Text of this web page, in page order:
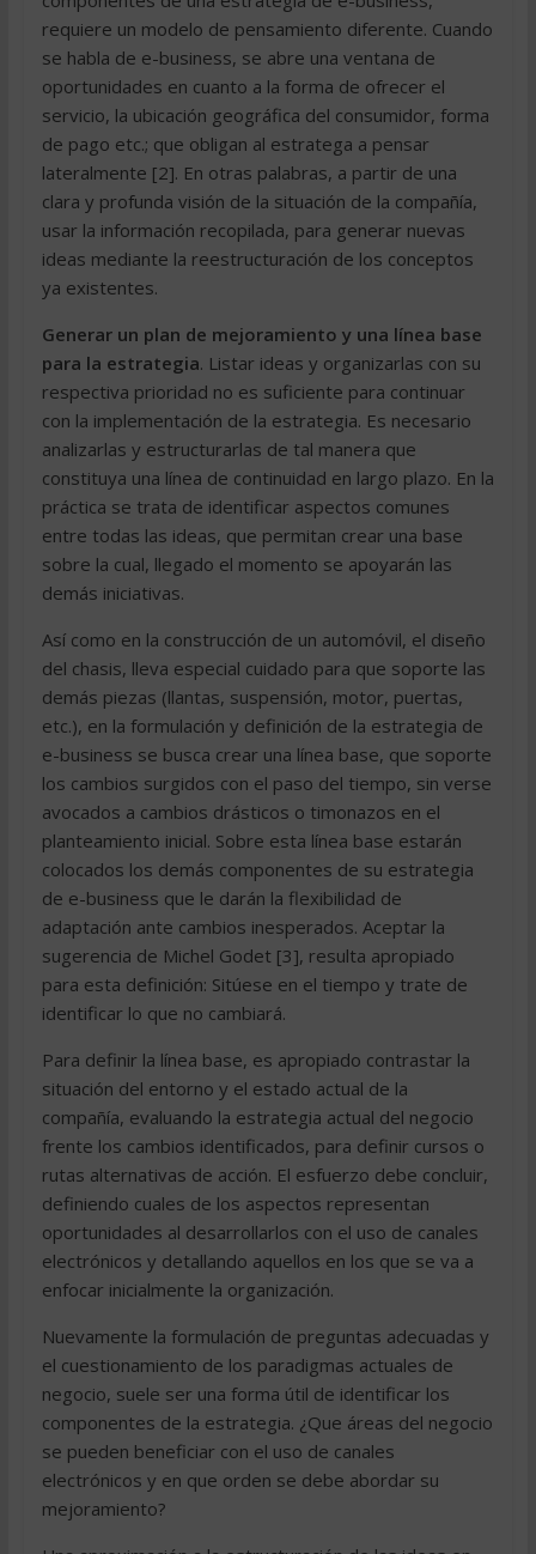
requiere un modelo de pensamiento diferente. Cuando
se habla de e-business, se abre una ventana de
oportunidades en cuanto a la forma de ofrecer el
servicio, la ubicación geográfica del consumidor, forma
de pago etc.; que obligan al estratega a pensar
lateralmente [2]. En otras palabras, a partir de una
clara y profunda visión de la situación de la compañía,
usar la información recopilada, para generar nuevas
ideas mediante la reestructuración de los conceptos
ya existentes.
Generar un plan de mejoramiento y una línea base
para la estrategia. Listar ideas y organizarlas con su
respectiva prioridad no es suficiente para continuar
con la implementación de la estrategia. Es necesario
analizarlas y estructurarlas de tal manera que
constituya una línea de continuidad en largo plazo. En la
práctica se trata de identificar aspectos comunes
entre todas las ideas, que permitan crear una base
sobre la cual, llegado el momento se apoyarán las
demás iniciativas.
Así como en la construcción de un automóvil, el diseño
del chasis, lleva especial cuidado para que soporte las
demás piezas (llantas, suspensión, motor, puertas,
etc.), en la formulación y definición de la estrategia de
e-business se busca crear una línea base, que soporte
los cambios surgidos con el paso del tiempo, sin verse
avocados a cambios drásticos o timonazos en el
planteamiento inicial. Sobre esta línea base estarán
colocados los demás componentes de su estrategia
de e-business que le darán la flexibilidad de
adaptación ante cambios inesperados. Aceptar la
sugerencia de Michel Godet [3], resulta apropiado
para esta definición: Sitúese en el tiempo y trate de
identificar lo que no cambiará.
Para definir la línea base, es apropiado contrastar la
situación del entorno y el estado actual de la
compañía, evaluando la estrategia actual del negocio
frente los cambios identificados, para definir cursos o
rutas alternativas de acción. El esfuerzo debe concluir,
definiendo cuales de los aspectos representan
oportunidades al desarrollarlos con el uso de canales
electrónicos y detallando aquellos en los que se va a
enfocar inicialmente la organización.
Nuevamente la formulación de preguntas adecuadas y
el cuestionamiento de los paradigmas actuales de
negocio, suele ser una forma útil de identificar los
componentes de la estrategia. ¿Que áreas del negocio
se pueden beneficiar con el uso de canales
electrónicos y en que orden se debe abordar su
mejoramiento?